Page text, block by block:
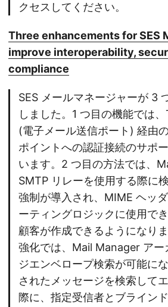
クセスしてください。
Three enhancements for SES
improve interoperability,
compliance
SES メールマネージャーが 3
しました。1 つ目の機能では
(電子メール送信ポート) 経由
ポイントへの認証接続のサポ
います。2 つ目の方法では、
SMTP リレーを使用する際に
強制が導入され、MIME ヘッ
ーティングロジックに使用で
顧客が作成できるようになり
強化では、Mail Manager アー
ジエンベロープ検索が可能に
されたメッセージを検索して
際に、指定受信者とブライン